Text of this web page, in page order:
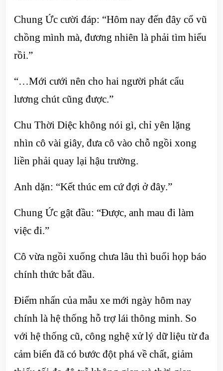
Chung Ức cười đáp: “Hôm nay đến đây cổ vũ
chồng mình mà, đương nhiên là phải tìm hiểu
rồi.”
“…Mới cưới nên cho hai người phát cẩu
lương chút cũng được.”
Chu Thời Diệc không nói gì, chỉ yên lặng
nhìn cô vài giây, đưa cô vào chỗ ngồi xong
liền phải quay lại hậu trường.
Anh dặn: “Kết thúc em cứ đợi ở đây.”
Chung Ức gật đầu: “Được, anh mau đi làm
việc đi.”
Cô vừa ngồi xuống chưa lâu thì buổi họp báo
chính thức bắt đầu.
Điểm nhấn của mẫu xe mới ngày hôm nay
chính là hệ thống hỗ trợ lái thông minh. So
với hệ thống cũ, công nghệ xử lý dữ liệu từ đa
cảm biến đã có bước đột phá về chất, giảm